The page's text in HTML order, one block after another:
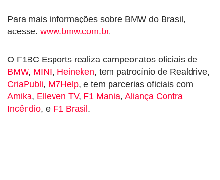
Para mais informações sobre BMW do Brasil,
acesse: www.bmw.com.br.
O F1BC Esports realiza campeonatos oficiais de
BMW, MINI, Heineken, tem patrocínio de Realdrive,
CriaPubli, M7Help, e tem parcerias oficiais com
Amika, Elleven TV, F1 Mania, Aliança Contra
Incêndio, e F1 Brasil.